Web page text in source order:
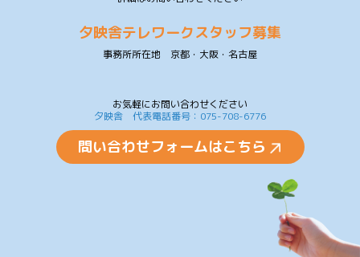
夕映舎テレワークスタッフ募集
事務所所在地 京都・大阪・名古屋
お気軽にお問い合わせください
夕映舎 代表電話番号：075-708-6776
問い合わせフォームはこちら